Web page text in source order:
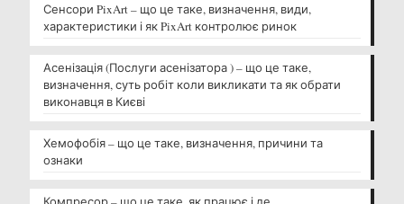
Сенсори PixArt – що це таке, визначення, види,
характеристики і як PixArt контролює ринок
Асенізація (Послуги асенізатора ) – що це таке,
визначення, суть робіт коли викликати та як обрати
виконавця в Києві
Хемофобія – що це таке, визначення, причини та
ознаки